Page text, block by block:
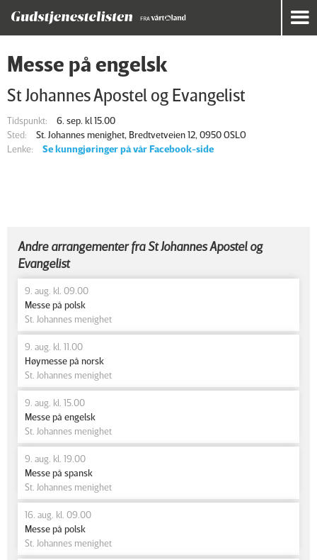
Messe på engelsk
St Johannes Apostel og Evangelist
Tidspunkt:
6. sep. kl 15.00
Sted:
St. Johannes menighet, Bredtvetveien 12, 0950 OSLO
Lenke:
Se kunngjøringer på vår Facebook-side
Andre arrangementer fra St Johannes Apostel og
Evangelist
9. aug. kl. 09.00
Messe på polsk
St. Johannes menighet
9. aug. kl. 11.00
Høymesse på norsk
St. Johannes menighet
9. aug. kl. 15.00
Messe på engelsk
St. Johannes menighet
9. aug. kl. 19.00
Messe på spansk
St. Johannes menighet
16. aug. kl. 09.00
Messe på polsk
St. Johannes menighet